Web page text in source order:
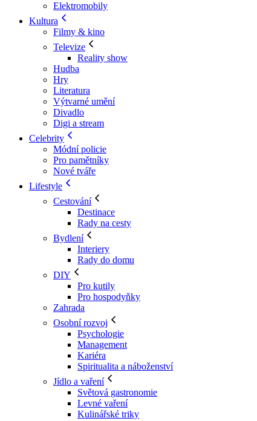
Elektromobily
Kultura
Filmy & kino
Televize
Reality show
Hudba
Hry
Literatura
Výtvarné umění
Divadlo
Digi a stream
Celebrity
Módní policie
Pro pamětníky
Nové tváře
Lifestyle
Cestování
Destinace
Rady na cesty
Bydlení
Interiery
Rady do domu
DIY
Pro kutily
Pro hospodyňky
Zahrada
Osobní rozvoj
Psychologie
Management
Kariéra
Spiritualita a náboženství
Jídlo a vaření
Světová gastronomie
Levné vaření
Kulinářské triky